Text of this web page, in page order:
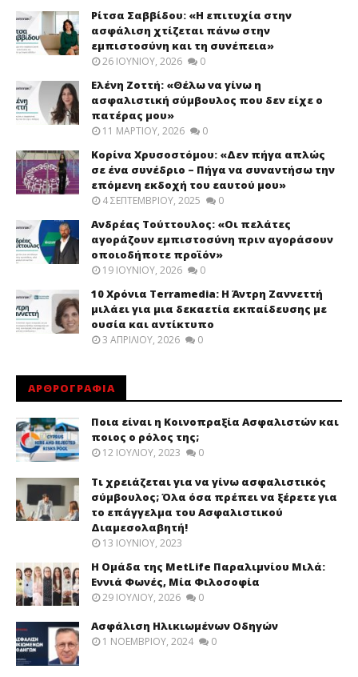
Ρίτσα Σαββίδου: «Η επιτυχία στην
ασφάλιση χτίζεται πάνω στην
εμπιστοσύνη και τη συνέπεια»
26 ΙΟΥΝΊΟΥ, 2026 0
Ελένη Ζοττή: «Θέλω να γίνω η
ασφαλιστική σύμβουλος που δεν είχε ο
πατέρας μου»
11 ΜΑΡΤΊΟΥ, 2026 0
Κορίνα Χρυσοστόμου: «Δεν πήγα απλώς
σε ένα συνέδριο – Πήγα να συναντήσω την
επόμενη εκδοχή του εαυτού μου»
4 ΣΕΠΤΕΜΒΡΊΟΥ, 2025 0
Ανδρέας Τούττουλος: «Οι πελάτες
αγοράζουν εμπιστοσύνη πριν αγοράσουν
οποιοδήποτε προϊόν»
19 ΙΟΥΝΊΟΥ, 2026 0
10 Χρόνια Terramedia: Η Άντρη Ζαννεττή
μιλάει για μια δεκαετία εκπαίδευσης με
ουσία και αντίκτυπο
3 ΑΠΡΙΛΊΟΥ, 2026 0
ΑΡΘΡΟΓΡΑΦΙΑ
Ποια είναι η Κοινοπραξία Ασφαλιστών και
ποιος ο ρόλος της;
12 ΙΟΥΛΊΟΥ, 2023 0
Τι χρειάζεται για να γίνω ασφαλιστικός
σύμβουλος; Όλα όσα πρέπει να ξέρετε για
το επάγγελμα του Ασφαλιστικού
Διαμεσολαβητή!
13 ΙΟΥΝΊΟΥ, 2023
Η Ομάδα της MetLife Παραλιμνίου Μιλά:
Εννιά Φωνές, Μία Φιλοσοφία
29 ΙΟΥΛΊΟΥ, 2026 0
Ασφάλιση Ηλικιωμένων Οδηγών
1 ΝΟΕΜΒΡΊΟΥ, 2024 0